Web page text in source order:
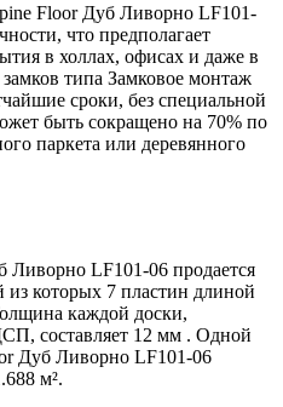
Floor Дуб Ливорно LF101-
что предполагает
в холлах, офисах и даже в
типа Замковое монтаж
сроки, без специальной
быть сокращено на 70% по
паркета или деревянного
LF101-06 продается
из которых 7 пластин длиной
каждой доски,
составляет 12 мм . Одной
Дуб Ливорно LF101-06
м².